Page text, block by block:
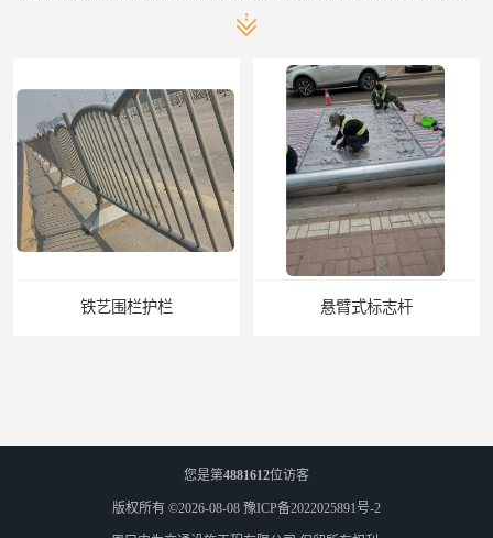
悬臂式标志杆 F型悬臂式交通标志杆
您是第4881612位访客
版权所有 ©2026-08-08 豫ICP备2022025891号-2